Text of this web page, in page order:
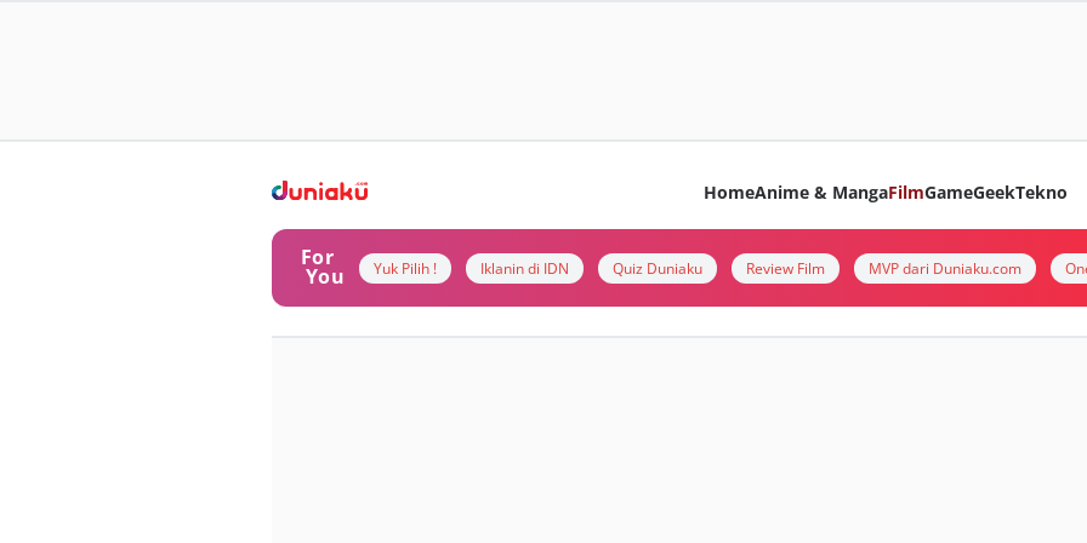
HomeAnime & MangaFilmGameGeekTekno
For
You Yuk Pilih ! Iklanin di IDN Quiz Duniaku Review Film MVP dari Duniaku.com